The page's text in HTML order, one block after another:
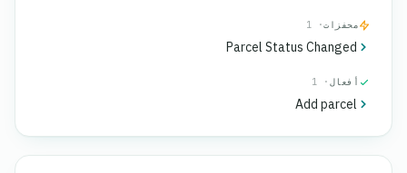
محفزات· 1
Parcel Status Changed
أفعال · 1
Add parcel